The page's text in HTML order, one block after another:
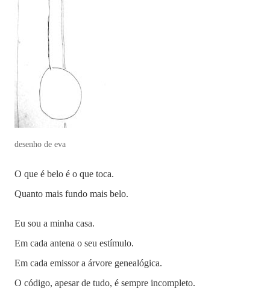
desenho de eva
O que é belo é o que toca.
Quanto mais fundo mais belo.
Eu sou a minha casa.
Em cada antena o seu estímulo.
Em cada emissor a árvore genealógica.
O código, apesar de tudo, é sempre incompleto.